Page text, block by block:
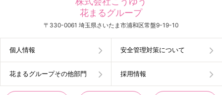
花まるグループ
〒330-0061 埼玉県さいたま市浦和区常盤9-19-10
個人情報 安全管理対策について
花まるグループその他部門 採用情報